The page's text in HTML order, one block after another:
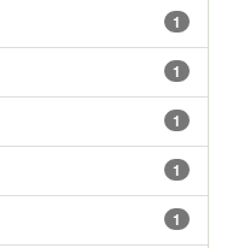
1
1
1
1
1